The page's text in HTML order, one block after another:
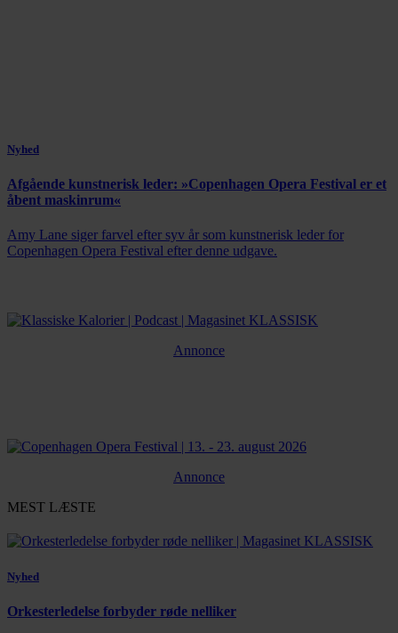
Nyhed
Afgående kunstnerisk leder: »Copenhagen Opera Festival er et
åbent maskinrum«
Amy Lane siger farvel efter syv år som kunstnerisk leder for
Copenhagen Opera Festival efter denne udgave.
Annonce
Annonce
MEST LÆSTE
Nyhed
Orkesterledelse forbyder røde nelliker